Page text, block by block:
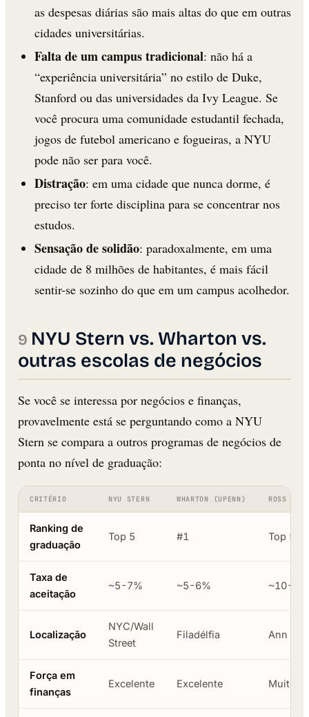
as despesas diárias são mais altas do que em outras
cidades universitárias.
Falta de um campus tradicional: não há a
“experiência universitária” no estilo de Duke,
Stanford ou das universidades da Ivy League. Se
você procura uma comunidade estudantil fechada,
jogos de futebol americano e fogueiras, a NYU
pode não ser para você.
Distração: em uma cidade que nunca dorme, é
preciso ter forte disciplina para se concentrar nos
estudos.
Sensação de solidão: paradoxalmente, em uma
cidade de 8 milhões de habitantes, é mais fácil
sentir-se sozinho do que em um campus acolhedor.
NYU Stern vs. Wharton vs.
outras escolas de negócios
Se você se interessa por negócios e finanças,
provavelmente está se perguntando como a NYU
Stern se compara a outros programas de negócios de
ponta no nível de graduação:
CRITÉRIO NYU STERN WHARTON (UPENN) ROSS
Ranking de
graduação
Top 5 #1 Top 5
Taxa de
aceitação
~5-7% ~5-6% ~10-
Localização
NYC/Wall
Street
Filadélfia Ann
Força em
finanças
Excelente Excelente Muito